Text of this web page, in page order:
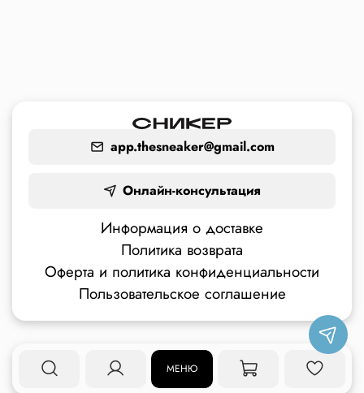
app.thesneaker@gmail.com
Онлайн-консультация
Информация о доставке
Политика возврата
Оферта и политика конфиденциальности
Пользовательское соглашение
МЕНЮ